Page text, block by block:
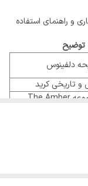
و راهنمای استفاده
توضیح
دلفینوس
تاریخی کرید
از عطرهای مجموعه The Amber